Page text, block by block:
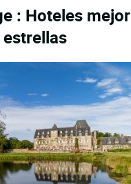
: Hoteles mejor